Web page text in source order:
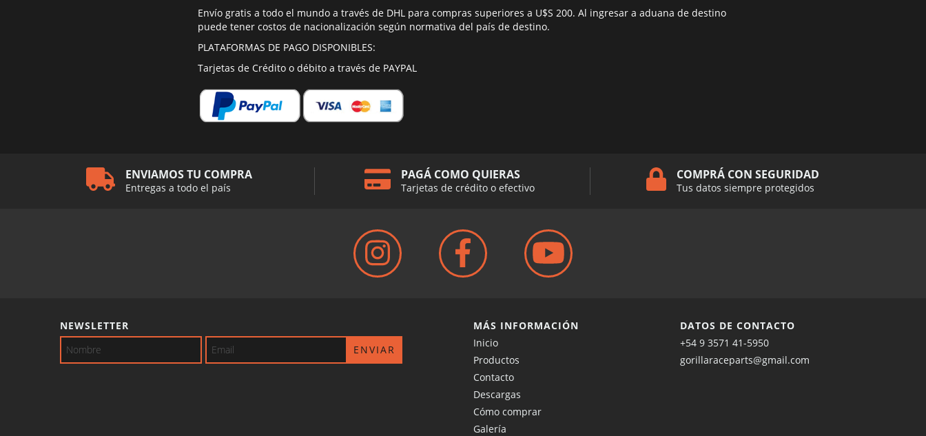
Envío gratis a todo el mundo a través de DHL para compras superiores a U$S 200. Al ingresar a aduana de destino
puede tener costos de nacionalización según normativa del país de destino.
PLATAFORMAS DE PAGO DISPONIBLES:
Tarjetas de Crédito o débito a través de PAYPAL
ENVIAMOS TU COMPRA
Entregas a todo el país
PAGÁ COMO QUIERAS
Tarjetas de crédito o efectivo
COMPRÁ CON SEGURIDAD
Tus datos siempre protegidos
NEWSLETTER
MÁS INFORMACIÓN
Inicio
Productos
Contacto
Descargas
Cómo comprar
Galería
DATOS DE CONTACTO
+54 9 3571 41-5950
gorillaraceparts@gmail.com